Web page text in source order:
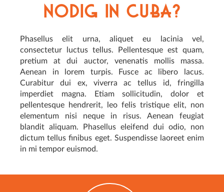
nodig in Cuba?
Phasellus elit urna, aliquet eu lacinia vel,
consectetur luctus tellus. Pellentesque est quam,
pretium at dui auctor, venenatis mollis massa.
Aenean in lorem turpis. Fusce ac libero lacus.
Curabitur dui ex, viverra ac tellus id, fringilla
imperdiet magna. Etiam sollicitudin, dolor et
pellentesque hendrerit, leo felis tristique elit, non
elementum nisi neque in risus. Aenean feugiat
blandit aliquam. Phasellus eleifend dui odio, non
dictum tellus finibus eget. Suspendisse laoreet enim
in mi tempor euismod.